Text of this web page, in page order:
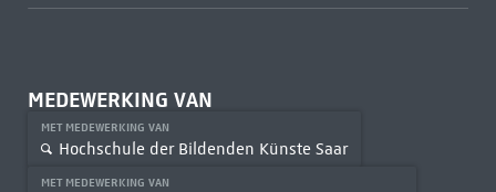
MEDEWERKING VAN
MET MEDEWERKING VAN
Hochschule der Bildenden Künste Saar
MET MEDEWERKING VAN